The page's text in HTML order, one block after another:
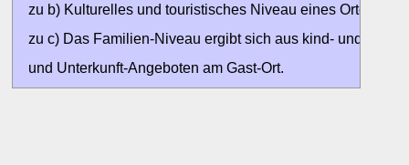
zu b) Kulturelles und touristisches Niveau eines Ortes
zu c) Das Familien-Niveau ergibt sich aus kind- und
und Unterkunft-Angeboten am Gast-Ort.